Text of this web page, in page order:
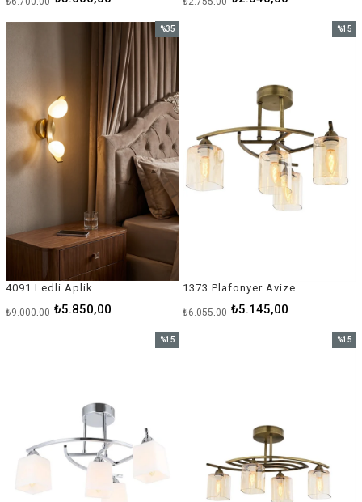
4091 Ledli Aplik
₺5.850,00
₺9.000,00
%35
1373 Plafonyer Avize
₺5.145,00
₺6.055,00
%15
%15
%15